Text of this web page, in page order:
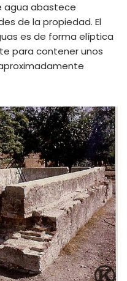
agua abastece
de la propiedad. El
es de forma elíptica
para contener unos